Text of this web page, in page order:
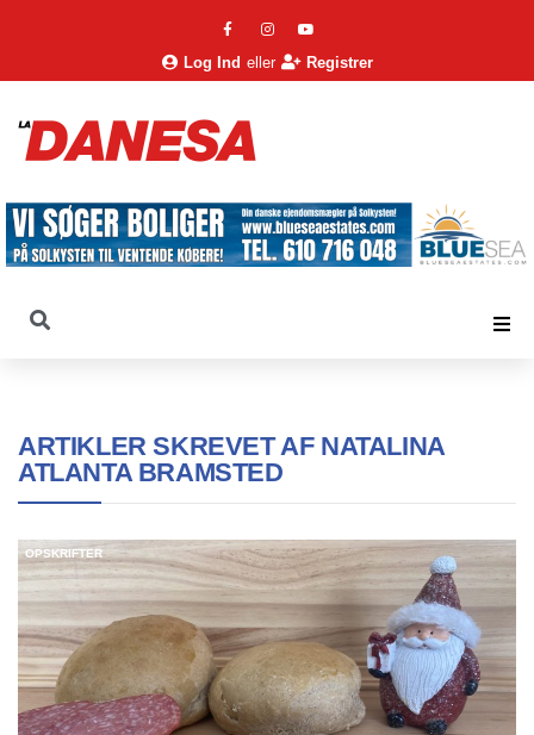
Log Ind eller Registrer
ARTIKLER SKREVET AF NATALINA
ATLANTA BRAMSTED
OPSKRIFTER